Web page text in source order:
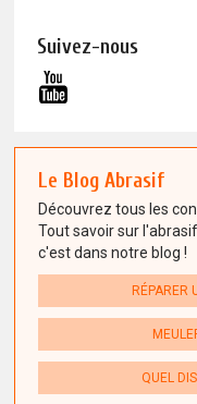
Suivez-nous
Le Blog Abrasif
Découvrez tous les
Tout savoir sur
c'est dans notre blog !
RÉPARER
QUEL